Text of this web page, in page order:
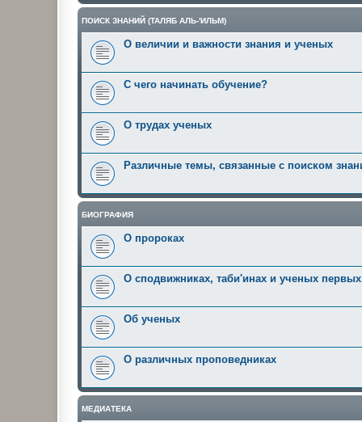
ПОИСК ЗНАНИЙ (ТАЛЯБ АЛЬ-'ИЛЬМ)
О величии и важности знания и ученых
С чего начинать обучение?
О трудах ученых
Различные темы, связанные с поиском
БИОГРАФИЯ
О пророках
О сподвижниках, таби'инах и ученых
Об ученых
О различных проповедниках
МЕДИАТЕКА